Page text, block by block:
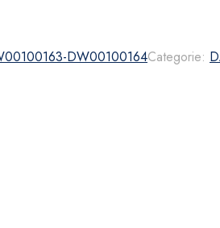
DW00100164Categorie: